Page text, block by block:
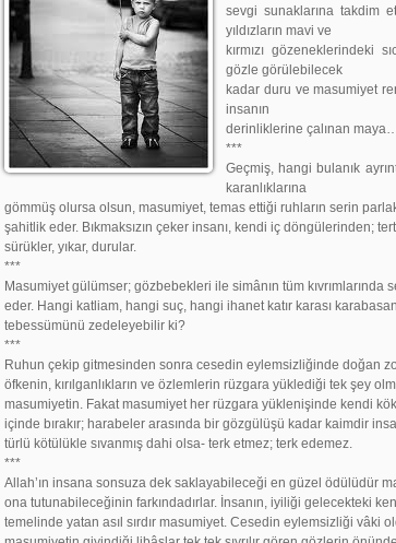
sevgi sunaklarına takdim
yıldızların mavi ve
kırmızı gözeneklerindeki
gözle görülebilecek
kadar duru ve masumiyet
insanın
derinliklerine çalınan
***
Geçmiş, hangi bulanık
karanlıklarına
gömmüş olursa olsun, masumiyet, temas ettiği ruhların serin
şahitlik eder. Bıkmaksızın çeker insanı, kendi iç döngülerinden;
sürükler, yıkar, durular.
***
Masumiyet gülümser; gözbebekleri ile simânın tüm kıvrımlarında
eder. Hangi katliam, hangi suç, hangi ihanet katır karası
tebessümünü zedeleyebilir ki?
***
Ruhun çekip gitmesinden sonra cesedin eylemsizliğinde doğan
öfkenin, kırılganlıkların ve özlemlerin rüzgara yüklediği tek şey
masumiyetin. Fakat masumiyet her rüzgara yüklenişinde kendi
içinde bırakır; harabeler arasında bir gözgülüşü kadar kaimdir
türlü kötülükle sıvanmış dahi olsa- terk etmez; terk edemez.
***
Allah’ın insana sonsuza dek saklayabileceği en güzel ödülüdür
ona tutunabileceğinin farkındadırlar. İnsanın, iyiliği gelecekteki
temelinde yatan asıl sırdır masumiyet. Cesedin eylemsizliği vâki